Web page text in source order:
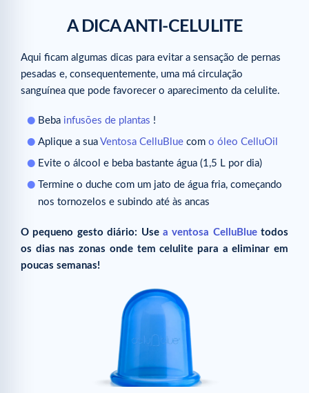
A DICA ANTI-CELULITE
Aqui ficam algumas dicas para evitar a sensação de pernas
pesadas e, consequentemente, uma má circulação
sanguínea que pode favorecer o aparecimento da celulite.
Beba infusões de plantas !
Aplique a sua Ventosa CelluBlue com o óleo CelluOil
Evite o álcool e beba bastante água (1,5 L por dia)
Termine o duche com um jato de água fria, começando
nos tornozelos e subindo até às ancas
O pequeno gesto diário: Use a ventosa CelluBluetodos
os dias nas zonas onde tem celulite para a eliminar em
poucas semanas!